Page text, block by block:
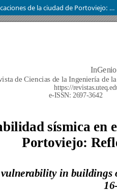
Vulnerabilidad sísmica en edificaciones de la ciudad de Portoviejo: Reflexiones del 16-A